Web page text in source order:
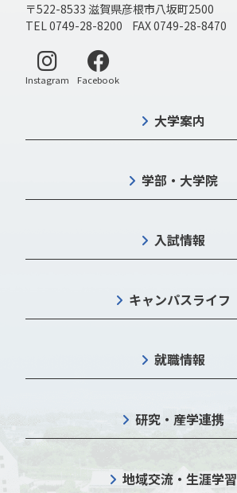
〒522-8533 滋賀県彦根市八坂町2500
TEL 0749-28-8200 FAX 0749-28-8470
Instagram 別ウィンドウで開く
Facebook別ウィンドウで開く
大学案内
学部・大学院
入試情報
キャンパスライフ
就職情報
研究・産学連携
地域交流・生涯学習